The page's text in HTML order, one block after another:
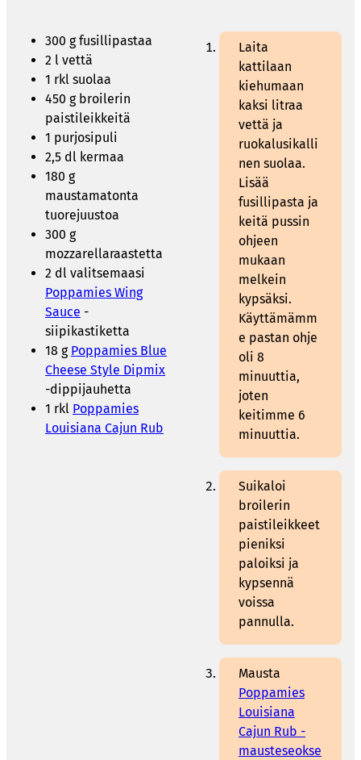
300 g fusillipastaa
2 l vettä
1 rkl suolaa
450 g broilerin
paistileikkeitä
1 purjosipuli
2,5 dl kermaa
180 g
maustamatonta
tuorejuustoa
300 g
mozzarellaraastetta
2 dl valitsemaasi
Poppamies Wing
Sauce -
siipikastiketta
18 g Poppamies Blue
Cheese Style Dipmix
-dippijauhetta
1 rkl Poppamies
Louisiana Cajun Rub
Laita
kattilaan
kiehumaan
kaksi litraa
vettä ja
ruokalusikalli
nen suolaa.
Lisää
fusillipasta ja
keitä pussin
ohjeen
mukaan
melkein
kypsäksi.
Käyttämämm
e pastan ohje
oli 8
minuuttia,
joten
keitimme 6
minuuttia.
Suikaloi
broilerin
paistileikkeet
pieniksi
paloiksi ja
kypsennä
voissa
pannulla.
Mausta
Poppamies
Louisiana
Cajun Rub -
mausteseokse